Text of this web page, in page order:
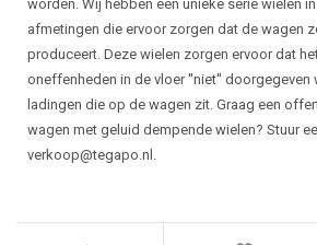
worden. Wij hebben een unieke serie wielen
afmetingen die ervoor zorgen dat de wagen
produceert. Deze wielen zorgen ervoor dat
oneffenheden in de vloer ''niet'' doorgegeven
ladingen die op de wagen zit. Graag een
wagen met geluid dempende wielen? Stuur
verkoop@tegapo.nl